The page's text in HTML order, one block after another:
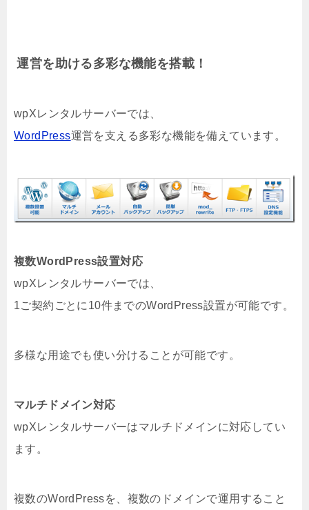
運営を助ける多彩な機能を搭載！
wpXレンタルサーバーでは、
WordPress運営を支える多彩な機能を備えています。
複数WordPress設置対応
wpXレンタルサーバーでは、
1ご契約ごとに10件までのWordPress設置が可能です。
多様な用途でも使い分けることが可能です。
マルチドメイン対応
wpXレンタルサーバーはマルチドメインに対応してい
ます。
複数のWordPressを、複数のドメインで運用すること